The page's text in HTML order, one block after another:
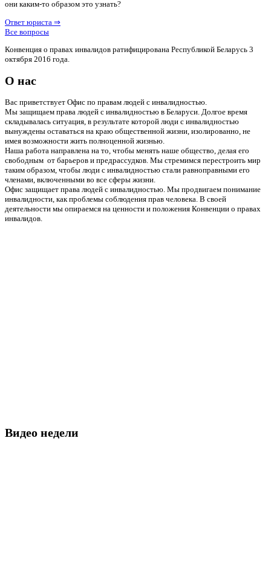
они каким-то образом это узнать?
Ответ юриста ⇒
Все вопросы
Конвенция о правах инвалидов ратифицирована Республикой Беларусь 3
октября 2016 года.
О нас
Вас приветствует Офис по правам людей с инвалидностью.
Мы защищаем права людей с инвалидностью в Беларуси. Долгое время
складывалась ситуация, в результате которой люди с инвалидностью
вынуждены оставаться на краю общественной жизни, изолированно, не
имея возможности жить полноценной жизнью.
Наша работа направлена на то, чтобы менять наше общество, делая его
свободным от барьеров и предрассудков. Мы стремимся перестроить мир
таким образом, чтобы люди с инвалидностью стали равноправными его
членами, включенными во все сферы жизни.
Офис защищает права людей с инвалидностью. Мы продвигаем понимание
инвалидности, как проблемы соблюдения прав человека. В своей
деятельности мы опираемся на ценности и положения Конвенции о правах
инвалидов.
Видео недели